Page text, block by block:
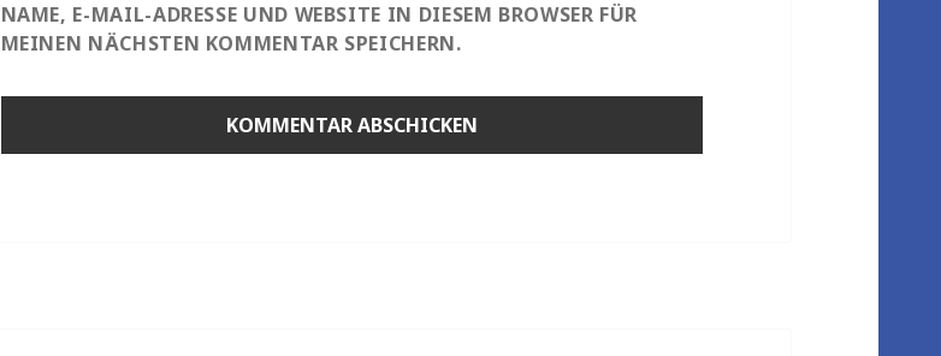
NAME, E-MAIL-ADRESSE UND WEBSITE IN DIESEM BROWSER FÜR
MEINEN NÄCHSTEN KOMMENTAR SPEICHERN.